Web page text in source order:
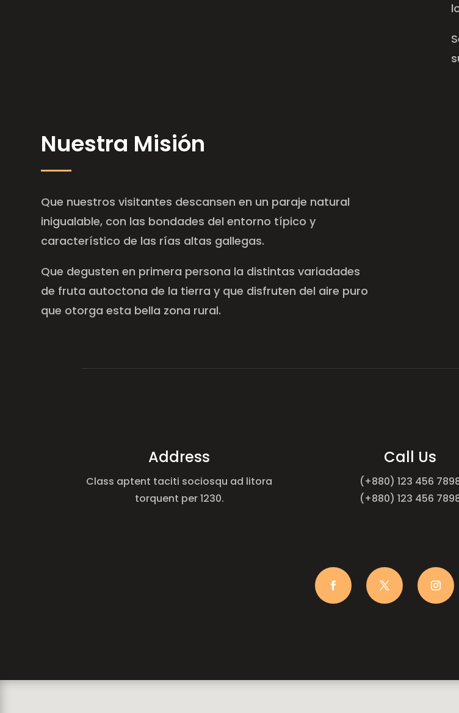
Nuestra Misión
Que nuestros visitantes descansen en un paraje natural
inigualable, con las bondades del entorno típico y
característico de las rías altas gallegas.
Que degusten en primera persona la distintas variadades
de fruta autoctona de la tierra y que disfruten del aire puro
que otorga esta bella zona rural.
Address
Class aptent taciti sociosqu ad litora
torquent per 1230.
Call Us
(+880) 123 456
(+880) 123 456